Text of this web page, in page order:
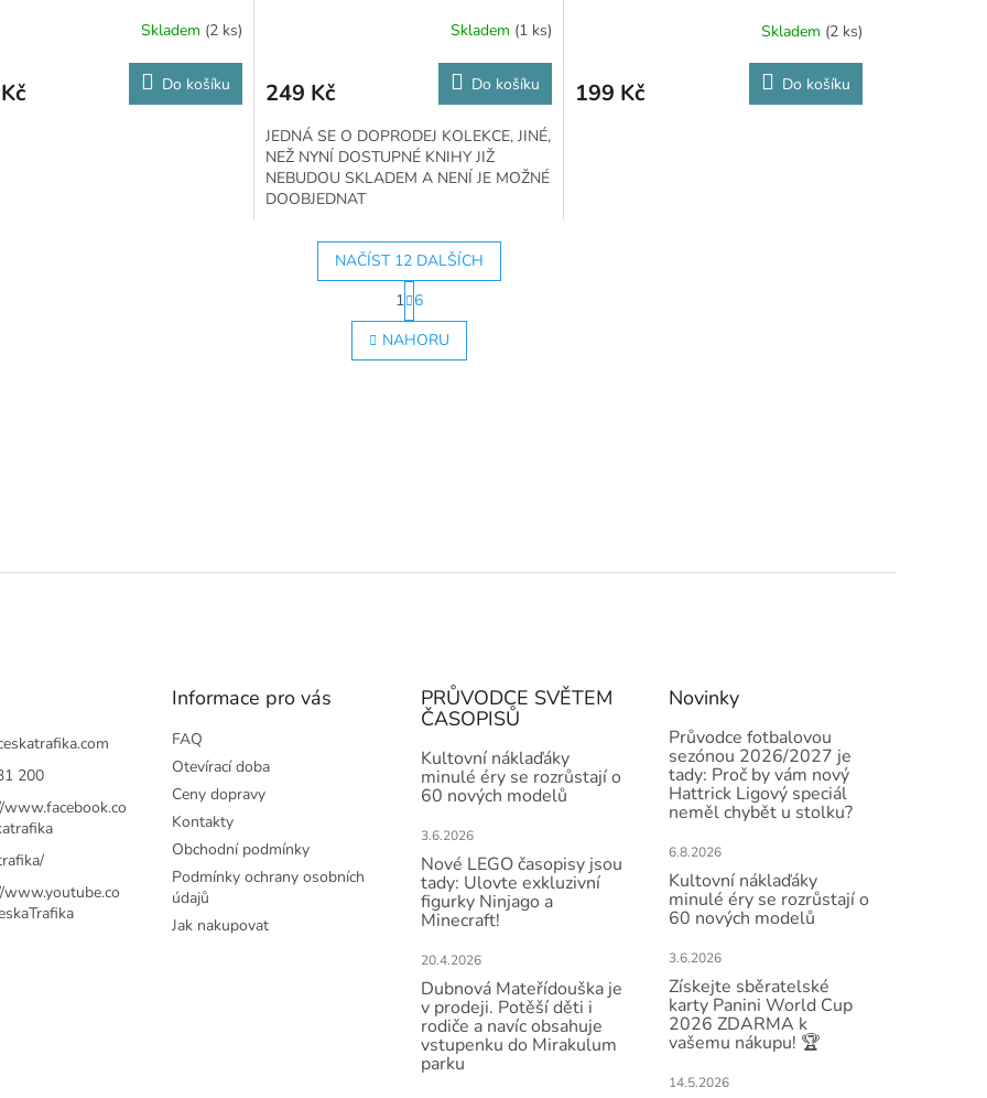
Skladem (2 ks)
Do košíku
Skladem (1 ks)
249 Kč Do košíku
JEDNÁ SE O DOPRODEJ KOLEKCE, JINÉ,
NEŽ NYNÍ DOSTUPNÉ KNIHY JIŽ
NEBUDOU SKLADEM A NENÍ JE MOŽNÉ
DOOBJEDNAT
Skladem (2 ks)
199 Kč Do košíku
O
v
v
NAČÍST 12 DALŠÍCH
S
t
r
á
n
1 6
NAHORU
200
Informace pro vás
FAQ
Otevírací doba
Ceny dopravy
Kontakty
Obchodní podmínky
Podmínky ochrany osobních
údajů
Jak nakupovat
PRŮVODCE SVĚTEM
ČASOPISŮ
Kultovní náklaďáky
minulé éry se rozrůstají o
60 nových modelů
3.6.2026
Nové LEGO časopisy jsou
tady: Ulovte exkluzivní
figurky Ninjago a
Minecraft!
20.4.2026
Dubnová Mateřídouška je
v prodeji. Potěší děti i
rodiče a navíc obsahuje
vstupenku do Mirakulum
parku
Novinky
Průvodce fotbalovou
sezónou 2026/2027 je
tady: Proč by vám nový
Hattrick Ligový speciál
neměl chybět u stolku?
6.8.2026
Kultovní náklaďáky
minulé éry se rozrůstají o
60 nových modelů
3.6.2026
Získejte sběratelské
karty Panini World Cup
2026 ZDARMA k
vašemu nákupu! 🏆
14.5.2026